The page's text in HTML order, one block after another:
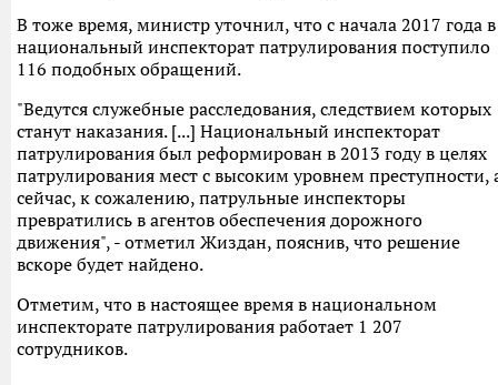
В тоже время, министр уточнил, что с начала 2017 года в
национальный инспекторат патрулирования поступило
116 подобных обращений.
"Ведутся служебные расследования, следствием которых
станут наказания. [...] Национальный инспекторат
патрулирования был реформирован в 2013 году в целях
патрулирования мест с высоким уровнем преступности,
сейчас, к сожалению, патрульные инспекторы
превратились в агентов обеспечения дорожного
движения", - отметил Жиздан, пояснив, что решение
вскоре будет найдено.
Отметим, что в настоящее время в национальном
инспекторате патрулирования работает 1 207
сотрудников.